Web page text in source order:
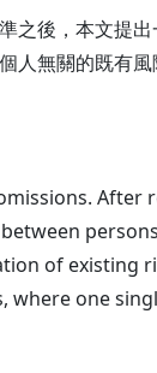
之後，本文提
人無關的既有
of
one